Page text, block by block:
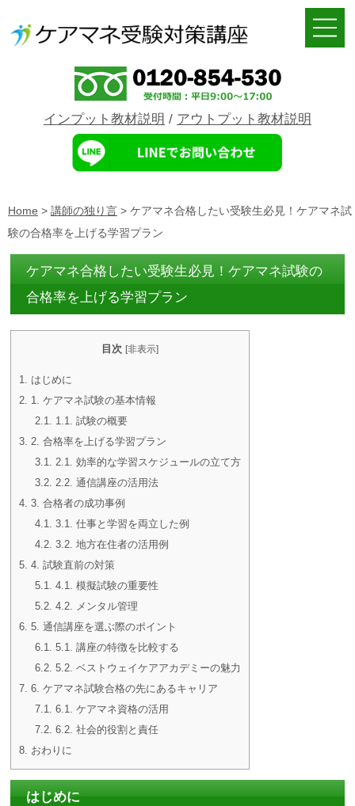
インプット教材説明 / アウトプット教材説明
Home > 講師の独り言 > ケアマネ合格したい受験生必見！ケアマネ試
験の合格率を上げる学習プラン
ケアマネ合格したい受験生必見！ケアマネ試験の
合格率を上げる学習プラン
目次 [非表示]
1. はじめに
2. 1. ケアマネ試験の基本情報
2.1. 1.1. 試験の概要
3. 2. 合格率を上げる学習プラン
3.1. 2.1. 効率的な学習スケジュールの立て方
3.2. 2.2. 通信講座の活用法
4. 3. 合格者の成功事例
4.1. 3.1. 仕事と学習を両立した例
4.2. 3.2. 地方在住者の活用例
5. 4. 試験直前の対策
5.1. 4.1. 模擬試験の重要性
5.2. 4.2. メンタル管理
6. 5. 通信講座を選ぶ際のポイント
6.1. 5.1. 講座の特徴を比較する
6.2. 5.2. ベストウェイケアアカデミーの魅力
7. 6. ケアマネ試験合格の先にあるキャリア
7.1. 6.1. ケアマネ資格の活用
7.2. 6.2. 社会的役割と責任
8. おわりに
はじめに